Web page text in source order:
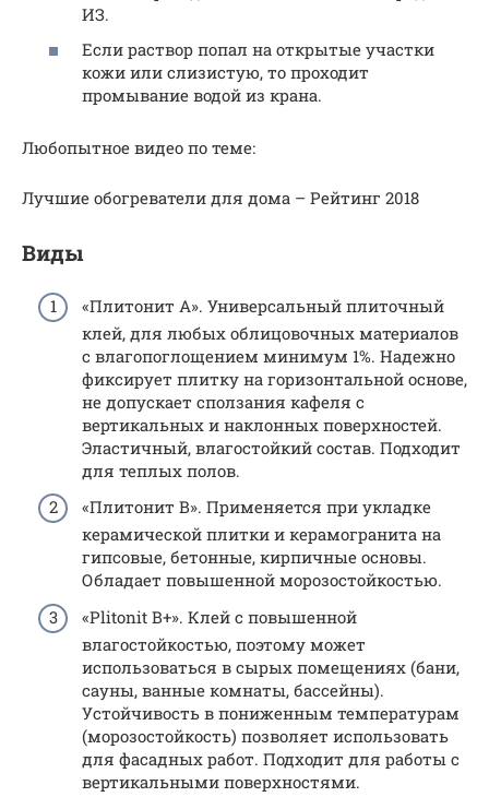
ИЗ.
Если раствор попал на открытые участки
кожи или слизистую, то проходит
промывание водой из крана.
Любопытное видео по теме:
Лучшие обогреватели для дома – Рейтинг 2018
Виды
«Плитонит А». Универсальный плиточный
клей, для любых облицовочных материалов
с влагопоглощением минимум 1%. Надежно
фиксирует плитку на горизонтальной основе,
не допускает сползания кафеля с
вертикальных и наклонных поверхностей.
Эластичный, влагостойкий состав. Подходит
для теплых полов.
«Плитонит В». Применяется при укладке
керамической плитки и керамогранита на
гипсовые, бетонные, кирпичные основы.
Обладает повышенной морозостойкостью.
«Plitonit В+». Клей с повышенной
влагостойкостью, поэтому может
использоваться в сырых помещениях (бани,
сауны, ванные комнаты, бассейны).
Устойчивость в пониженным температурам
(морозостойкость) позволяет использовать
для фасадных работ. Подходит для работы с
вертикальными поверхностями.